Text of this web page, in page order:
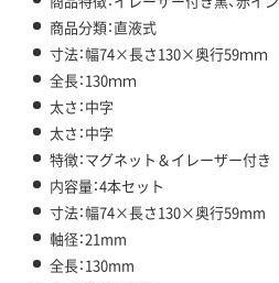
商品分類：直液式
寸法：幅74×長さ130×奥行59ｍｍ
全長：130ｍｍ
太さ：中字
太さ：中字
特徴：マグネット＆イレーザー付き
内容量：4本セット
寸法：幅74×長さ130×奥行59mm
軸径：21mm
全長：130mm